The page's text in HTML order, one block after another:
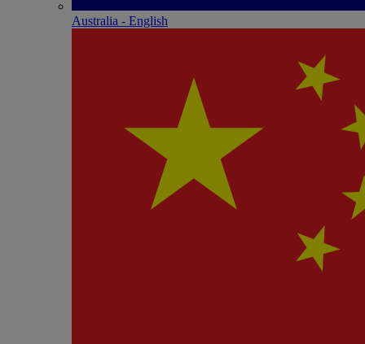
Australia - English